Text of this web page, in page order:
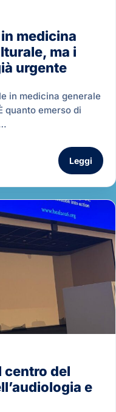
medicina
ma i
urgente
in medicina generale
quanto emerso di
Leggi
centro del
e